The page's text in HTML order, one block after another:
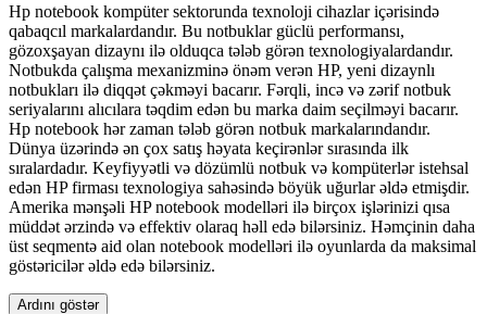
Hp notebook kompüter sektorunda texnoloji cihazlar içərisində
qabaqcıl markalardandır. Bu notbuklar güclü performansı,
gözoxşayan dizaynı ilə olduqca tələb görən texnologiyalardandır.
Notbukda çalışma mexanizminə önəm verən HP, yeni dizaynlı
notbukları ilə diqqət çəkməyi bacarır. Fərqli, incə və zərif notbuk
seriyalarını alıcılara təqdim edən bu marka daim seçilməyi bacarır.
Hp notebook hər zaman tələb görən notbuk markalarındandır.
Dünya üzərində ən çox satış həyata keçirənlər sırasında ilk
sıralardadır. Keyfiyyətli və dözümlü notbuk və kompüterlər istehsal
edən HP firması texnologiya sahəsində böyük uğurlar əldə etmişdir.
Amerika mənşəli HP notebook modelləri ilə birçox işlərinizi qısa
müddət ərzində və effektiv olaraq həll edə bilərsiniz. Həmçinin daha
üst seqmentə aid olan notebook modelləri ilə oyunlarda da maksimal
göstəricilər əldə edə bilərsiniz.
Ardını göstər